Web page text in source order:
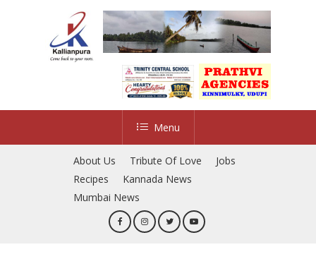
Menu
About Us Tribute Of Love
Jobs
Recipes
Kannada News
Mumbai News